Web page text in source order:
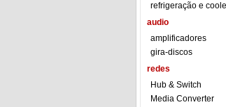
refrigeração e
audio
amplificadores
gira-discos
redes
Hub & Switch
Media Converter